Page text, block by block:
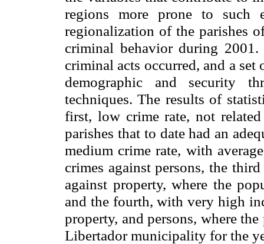
regions more prone to such
regionalization of the parishes
criminal behavior during
criminal acts occurred, and a
demographic and security
techniques. The results of
first, low crime rate, not
parishes that to date had an
medium crime rate, with
crimes against persons, the
against property, where the
and the fourth, with very high
property, and persons, where
Libertador municipality for the